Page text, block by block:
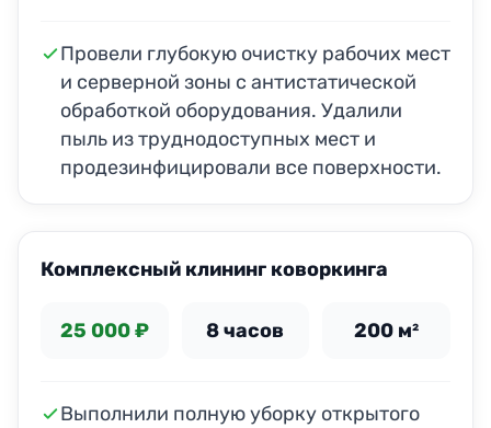
Провели глубокую очистку рабочих мест
и серверной зоны с антистатической
обработкой оборудования. Удалили
пыль из труднодоступных мест и
продезинфицировали все поверхности.
Комплексный клининг коворкинга
25 000 ₽ 8 часов 200 м²
Выполнили полную уборку открытого